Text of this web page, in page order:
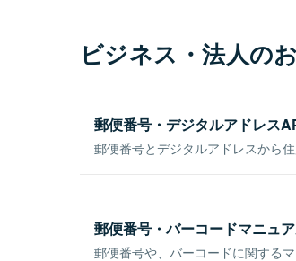
ビジネス・法人の
郵便番号・デジタルアドレス
郵便番号とデジタルアドレスから
郵便番号・バーコードマニュ
郵便番号や、バーコードに関する